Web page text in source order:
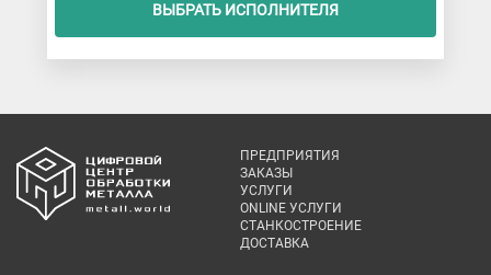
ВЫБРАТЬ ИСПОЛНИТЕЛЯ
ПРЕДПРИЯТИЯ
ЗАКАЗЫ
УСЛУГИ
ONLINE УСЛУГИ
СТАНКОСТРОЕНИЕ
ДОСТАВКА